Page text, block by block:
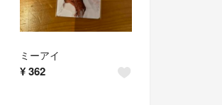
ミーアイ
¥362